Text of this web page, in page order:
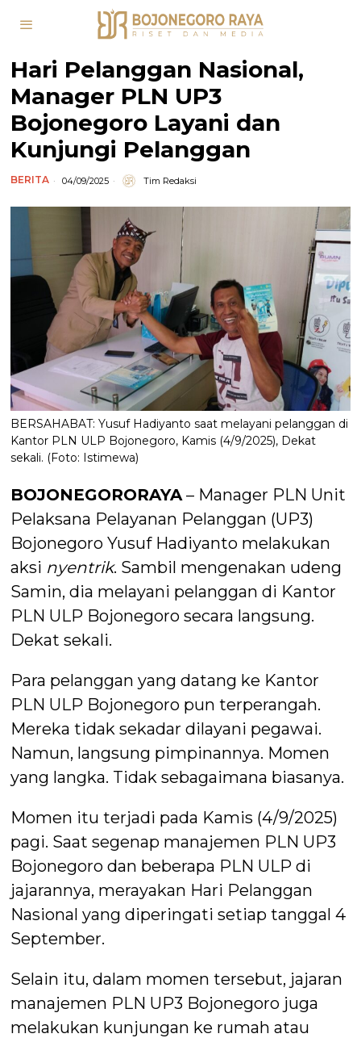
Hari Pelanggan Nasional,
Manager PLN UP3
Bojonegoro Layani dan
Kunjungi Pelanggan
BERITA 04/09/2025 Tim Redaksi
BERSAHABAT: Yusuf Hadiyanto saat melayani pelanggan di
Kantor PLN ULP Bojonegoro, Kamis (4/9/2025), Dekat
sekali. (Foto: Istimewa)
BOJONEGORORAYA – Manager PLN Unit
Pelaksana Pelayanan Pelanggan (UP3)
Bojonegoro Yusuf Hadiyanto melakukan
aksi nyentrik. Sambil mengenakan udeng
Samin, dia melayani pelanggan di Kantor
PLN ULP Bojonegoro secara langsung.
Dekat sekali.
Para pelanggan yang datang ke Kantor
PLN ULP Bojonegoro pun terperangah.
Mereka tidak sekadar dilayani pegawai.
Namun, langsung pimpinannya. Momen
yang langka. Tidak sebagaimana biasanya.
Momen itu terjadi pada Kamis (4/9/2025)
pagi. Saat segenap manajemen PLN UP3
Bojonegoro dan beberapa PLN ULP di
jajarannya, merayakan Hari Pelanggan
Nasional yang diperingati setiap tanggal 4
September.
Selain itu, dalam momen tersebut, jajaran
manajemen PLN UP3 Bojonegoro juga
melakukan kunjungan ke rumah atau